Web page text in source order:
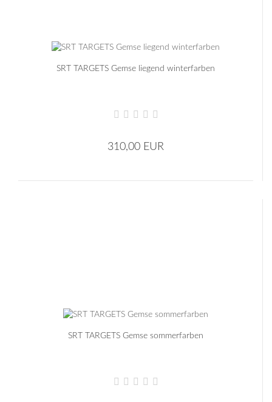
SRT TARGETS Gemse liegend winterfarben
310,00 EUR
SRT TARGETS Gemse sommerfarben